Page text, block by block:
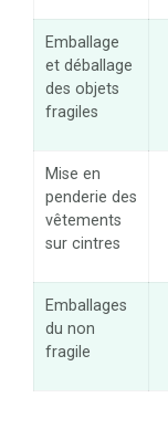
Emballage
et déballage
des objets
fragiles
Mise en
penderie des
vêtements
sur cintres
Emballages
du non
fragile